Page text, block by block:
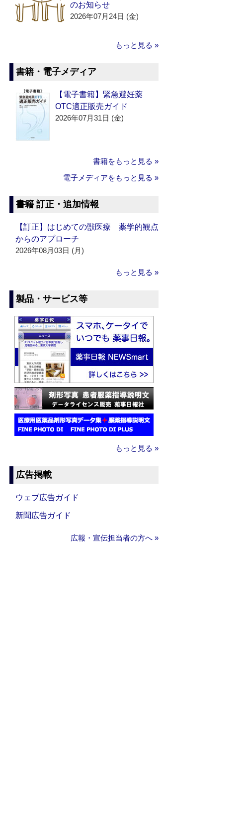
のお知らせ
2026年07月24日 (金)
もっと見る »
書籍・電子メディア
【電子書籍】緊急避妊薬
OTC適正販売ガイド
2026年07月31日 (金)
書籍をもっと見る »
電子メディアをもっと見る »
書籍 訂正・追加情報
【訂正】はじめての獣医療 薬学的観点
からのアプローチ
2026年08月03日 (月)
もっと見る »
製品・サービス等
もっと見る »
広告掲載
ウェブ広告ガイド
新聞広告ガイド
広報・宣伝担当者の方へ »